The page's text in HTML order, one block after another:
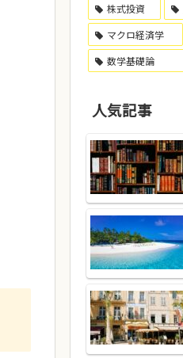
株式投資
マクロ経済学
数学基礎論
人気記事